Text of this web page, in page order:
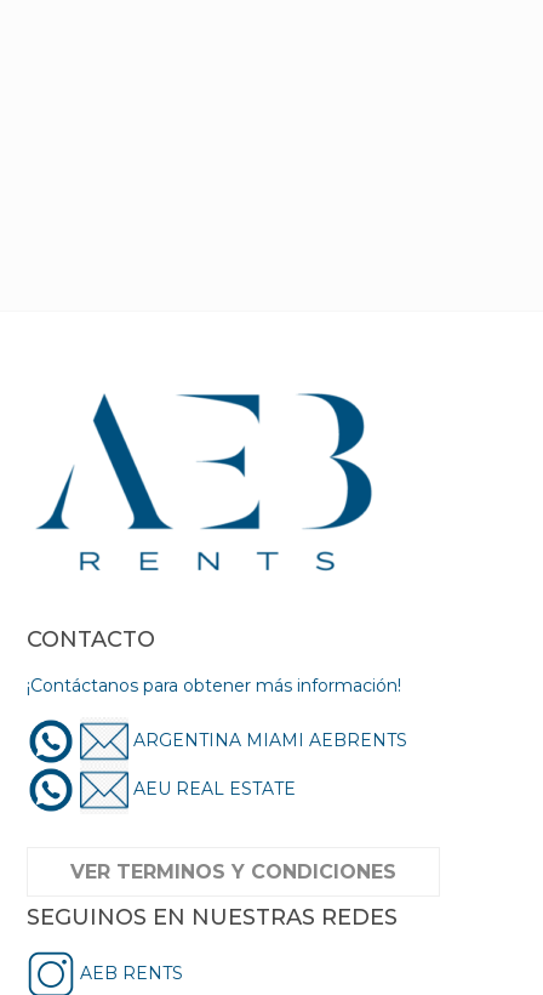
CONTACTO
¡Contáctanos para obtener más información!
ARGENTINA MIAMI AEBRENTS
AEU REAL ESTATE
VER TERMINOS Y CONDICIONES
SEGUINOS EN NUESTRAS REDES
AEB RENTS